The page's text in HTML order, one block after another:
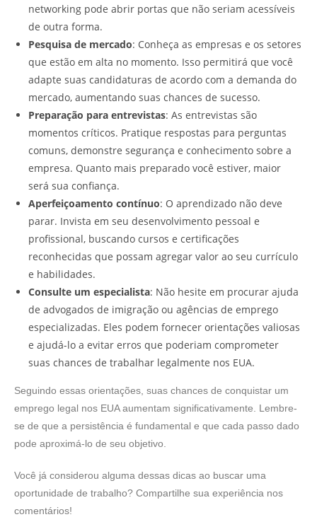
networking pode abrir portas que não seriam acessíveis
de outra forma.
Pesquisa de mercado: Conheça as empresas e os setores
que estão em alta no momento. Isso permitirá que você
adapte suas candidaturas de acordo com a demanda do
mercado, aumentando suas chances de sucesso.
Preparação para entrevistas: As entrevistas são
momentos críticos. Pratique respostas para perguntas
comuns, demonstre segurança e conhecimento sobre a
empresa. Quanto mais preparado você estiver, maior
será sua confiança.
Aperfeiçoamento contínuo: O aprendizado não deve
parar. Invista em seu desenvolvimento pessoal e
profissional, buscando cursos e certificações
reconhecidas que possam agregar valor ao seu currículo
e habilidades.
Consulte um especialista: Não hesite em procurar ajuda
de advogados de imigração ou agências de emprego
especializadas. Eles podem fornecer orientações valiosas
e ajudá-lo a evitar erros que poderiam comprometer
suas chances de trabalhar legalmente nos EUA.
Seguindo essas orientações, suas chances de conquistar um
emprego legal nos EUA aumentam significativamente. Lembre-
se de que a persistência é fundamental e que cada passo dado
pode aproximá-lo de seu objetivo.
Você já considerou alguma dessas dicas ao buscar uma
oportunidade de trabalho? Compartilhe sua experiência nos
comentários!